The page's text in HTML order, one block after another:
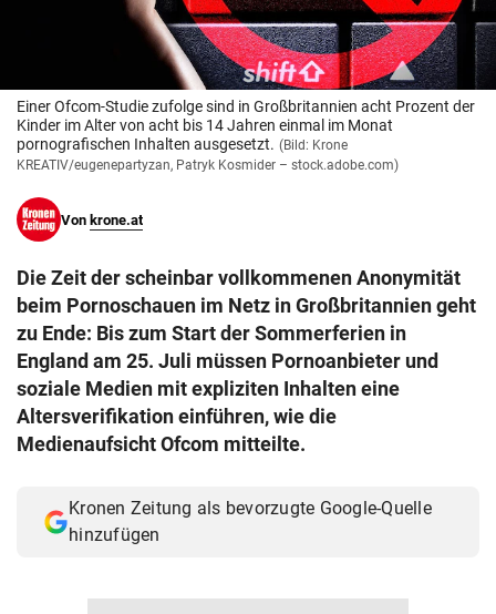
© Krone Multimedia GmbH & Co KG 2026
Muthgasse 2, 1190 Wien
Einer Ofcom-Studie zufolge sind in Großbritannien acht Prozent der
Kinder im Alter von acht bis 14 Jahren einmal im Monat
pornografischen Inhalten ausgesetzt. (Bild: Krone
KREATIV/eugenepartyzan, Patryk Kosmider – stock.adobe.com)
Von krone.at
Die Zeit der scheinbar vollkommenen Anonymität
beim Pornoschauen im Netz in Großbritannien geht
zu Ende: Bis zum Start der Sommerferien in
England am 25. Juli müssen Pornoanbieter und
soziale Medien mit expliziten Inhalten eine
Altersverifikation einführen, wie die
Medienaufsicht Ofcom mitteilte.
Kronen Zeitung als bevorzugte Google-Quelle
hinzufügen